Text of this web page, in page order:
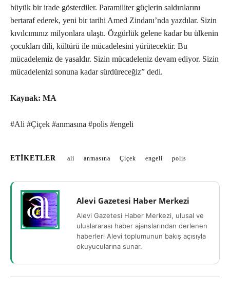
büyük bir irade gösterdiler. Paramiliter güçlerin saldırılarını
bertaraf ederek, yeni bir tarihi Amed Zindanı’nda yazdılar. Sizin
kıvılcımınız milyonlara ulaştı. Özgürlük gelene kadar bu ülkenin
çocukları dili, kültürü ile mücadelesini yürütecektir. Bu
mücadelemiz de yasaldır. Sizin mücadeleniz devam ediyor. Sizin
mücadelenizi sonuna kadar sürdüreceğiz” dedi.
Kaynak: MA
#Ali #Çiçek #anmasına #polis #engeli
ETIKETLER ali anmasına Çiçek engeli polis
Alevi Gazetesi Haber Merkezi
Alevi Gazetesi Haber Merkezi, ulusal ve
uluslararası haber ajanslarından derlenen
haberleri Alevi toplumunun bakış açısıyla
okuyucularına sunar.